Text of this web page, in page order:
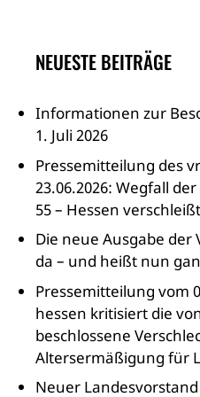
NEUESTE BEITRÄGE
Informationen zur
1. Juli 2026
Pressemitteilung des
23.06.2026: Wegfall
55 – Hessen
Die neue Ausgabe
da – und heißt nun
Pressemitteilung vom
hessen kritisiert die
beschlossene
Altersermäßigung für
Neuer